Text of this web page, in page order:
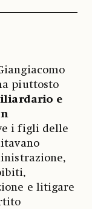
piuttosto
e
i figli delle
e litigare